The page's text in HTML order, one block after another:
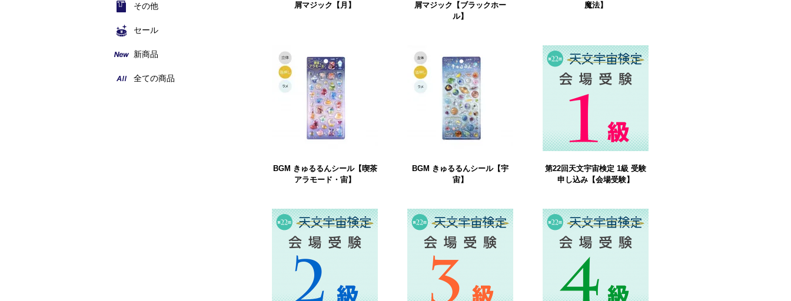
その他
セール
新商品
全ての商品
屑マジック【月】
屑マジック【ブラックホー
ル】
魔法】
BGM きゅるるんシール【喫茶
アラモード・宙】
BGM きゅるるんシール【宇
宙】
第22回天文宇宙検定 1級 受験
申し込み【会場受験】